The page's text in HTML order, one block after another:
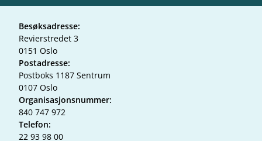
Besøksadresse:
Revierstredet 3
0151 Oslo
Postadresse:
Postboks 1187 Sentrum
0107 Oslo
Organisasjonsnummer:
840 747 972
Telefon:
22 93 98 00